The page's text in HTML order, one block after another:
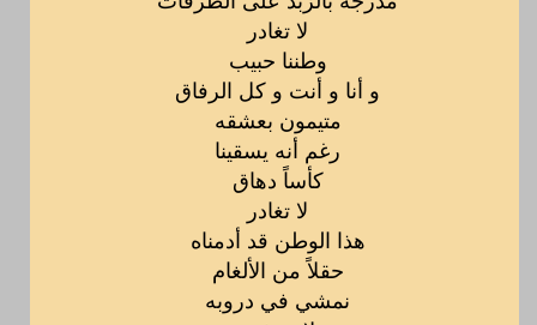
لا تغادر
وطننا حبيب
و أنا و أنت و كل الرفاق
متيمون بعشقه
رغم أنه يسقينا
كأساً دهاق
لا تغادر
هذا الوطن قد أدمناه
حقلاً من الألغام
نمشي في دروبه